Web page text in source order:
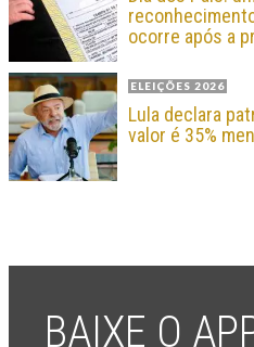
ocorre após a
ELEIÇÕES 2026
Lula declara
valor é 35%
BAIXE O